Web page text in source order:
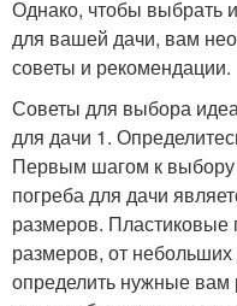
Однако, чтобы выбрать
для вашей дачи, вам
советы и рекомендации.
Советы для выбора
для дачи 1.
Первым шагом к выбору
погреба для дачи
размеров.
размеров, от
определить нужные вам